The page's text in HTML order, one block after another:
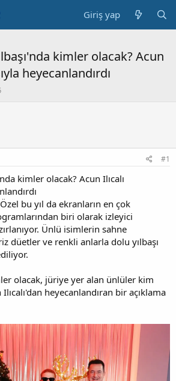
Giriş yap
kimler olacak? Acun
heyecanlandırdı
#1
kimler olacak? Acun Ilıcalı
Özel bu yıl da ekranların en çok
biri olarak izleyici
Ünlü isimlerin sahne
düetler ve renkli anlarla dolu yılbaşı
olacak, jüriye yer alan ünlüler kim
heyecanlandıran bir açıklama